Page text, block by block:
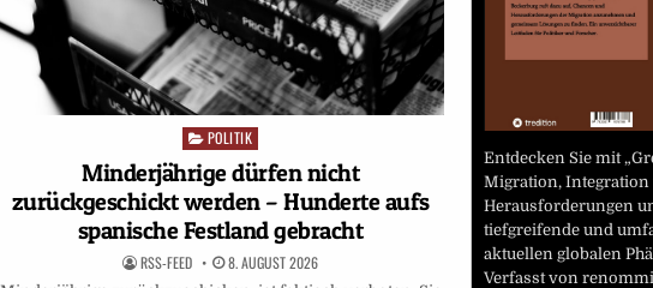
Posted
in
POLITIK
Minderjährige dürfen nicht
zurückgeschickt werden – Hunderte aufs
spanische Festland gebracht
RSS-FEED 8. AUGUST 2026
Entdecken Sie mit
Migration, Integration
Herausforderungen
tiefgreifende und
aktuellen globalen
Verfasst von